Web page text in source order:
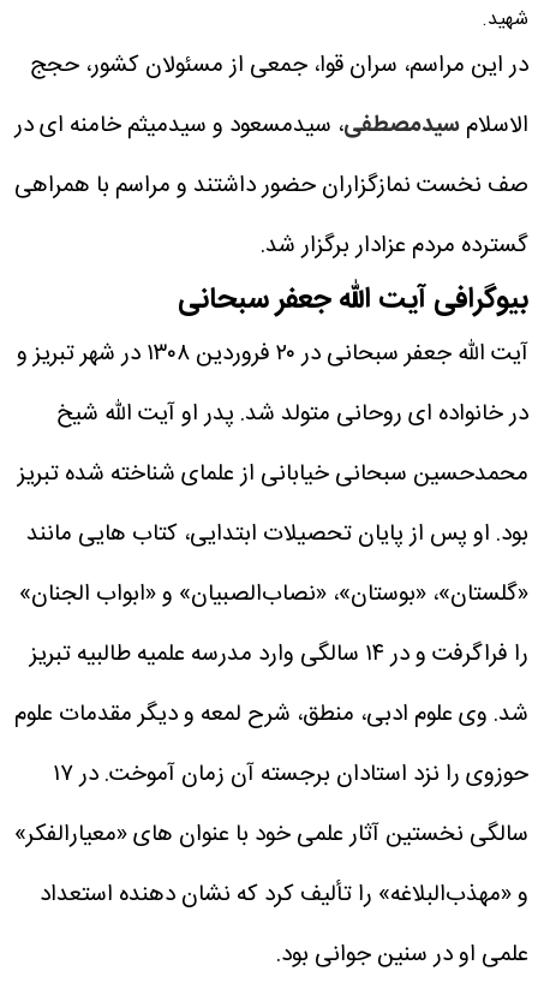
شهید.
در این مراسم، سران قوا، جمعی از مسئولان کشور، حجج
الاسلامسیدمصطفی، سیدمسعود و سیدمیثم خامنه ای در
صف نخست نمازگزاران حضور داشتند و مراسم با همراهی
گسترده مردم عزادار برگزار شد.
بیوگرافی آیت الله جعفر سبحانی
آیت الله جعفر سبحانی در ۲۰ فروردین ۱۳۰۸ در شهر تبریز و
در خانواده ای روحانی متولد شد. پدر او آیت الله شیخ
محمدحسین سبحانی خیابانی از علمای شناخته شده تبریز
بود. او پس از پایان تحصیلات ابتدایی، کتاب هایی مانند
«گلستان»، «بوستان»، «نصاب‌الصبیان» و «ابواب الجنان»
را فراگرفت و در ۱۴ سالگی وارد مدرسه علمیه طالبیه تبریز
شد. وی علوم ادبی، منطق، شرح لمعه و دیگر مقدمات علوم
حوزوی را نزد استادان برجسته آن زمان آموخت.
در ۱۷
سالگی نخستین آثار علمی خود با عنوان های «معیارالفکر»
و «مهذب‌البلاغه» را تألیف کرد که نشان دهنده استعداد
علمی او در سنین جوانی بود.